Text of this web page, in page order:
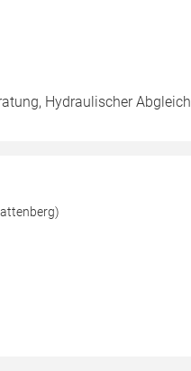
Hydraulischer Abgleich